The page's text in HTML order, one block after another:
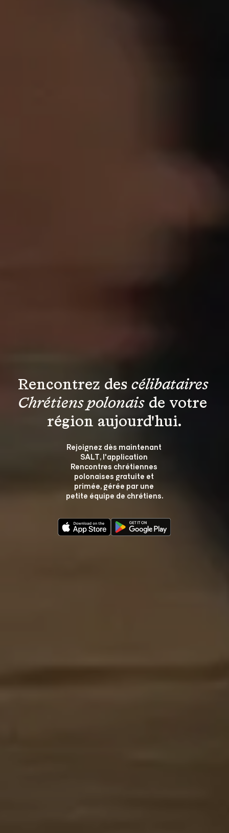
Rencontrez des célibataires
Chrétiens polonais de votre
région aujourd'hui.
Rejoignez dès maintenant
SALT, l'application
Rencontres chrétiennes
polonaises gratuite et
primée, gérée par une
petite équipe de chrétiens.